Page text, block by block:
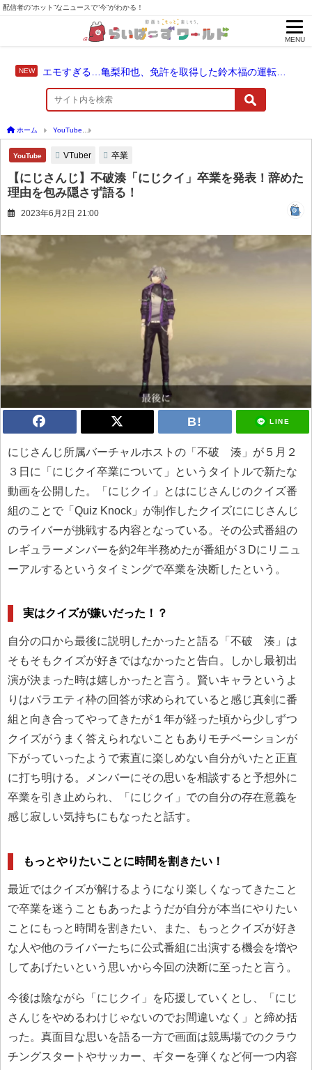
配信者の“ホット”なニュースで“今”がわかる！
MENU
エモすぎる…亀梨和也、免許を取得した鈴木福の運転でドライブ！
ホーム YouTube
YouTube VTuber 卒業
【にじさんじ】不破湊「にじクイ」卒業を発表！辞めた
理由を包み隠さず語る！
2023年6月2日 21:00
LINE
にじさんじ所属バーチャルホストの「不破 湊」が５月２
３日に「にじクイ卒業について」というタイトルで新たな
動画を公開した。「にじクイ」とはにじさんじのクイズ番
組のことで「Quiz Knock」が制作したクイズににじさんじ
のライバーが挑戦する内容となっている。その公式番組の
レギュラーメンバーを約2年半務めたが番組が３Dにリニュ
ーアルするというタイミングで卒業を決断したという。
実はクイズが嫌いだった！？
自分の口から最後に説明したかったと語る「不破 湊」は
そもそもクイズが好きではなかったと告白。しかし最初出
演が決まった時は嬉しかったと言う。賢いキャラというよ
りはバラエティ枠の回答が求められていると感じ真剣に番
組と向き合ってやってきたが１年が経った頃から少しずつ
クイズがうまく答えられないこともありモチベーションが
下がっていったようで素直に楽しめない自分がいたと正直
に打ち明ける。メンバーにその思いを相談すると予想外に
卒業を引き止められ、「にじクイ」での自分の存在意義を
感じ寂しい気持ちにもなったと話す。
もっとやりたいことに時間を割きたい！
最近ではクイズが解けるようになり楽しくなってきたこと
で卒業を迷うこともあったようだが自分が本当にやりたい
ことにもっと時間を割きたい、また、もっとクイズが好き
な人や他のライバーたちに公式番組に出演する機会を増や
してあげたいという思いから今回の決断に至ったと言う。
今後は陰ながら「にじクイ」を応援していくとし、「にじ
さんじをやめるわけじゃないのでお間違いなく」と締め括
った。真面目な思いを語る一方で画面は競馬場でのクラウ
チングスタートやサッカー、ギターを弾くなど何一つ内容